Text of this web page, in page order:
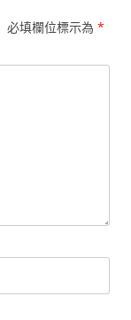
必填欄位標示為 *